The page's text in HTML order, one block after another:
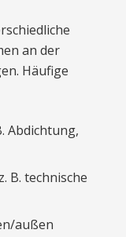
an der
Häufige
Abdichtung,
B. technische
außen